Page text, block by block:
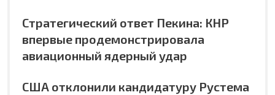
Стратегический ответ Пекина: КНР
впервые продемонстрировала
авиационный ядерный удар
США отклонили кандидатуру Рустема